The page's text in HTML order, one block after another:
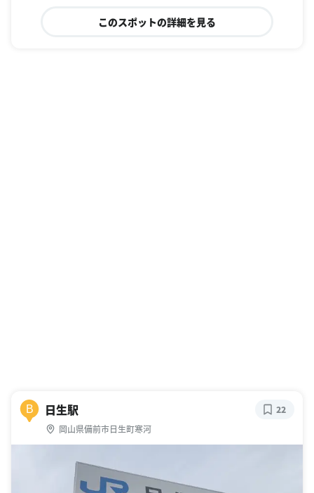
このスポットの詳細を見る
B 日生駅
岡山県備前市日生町寒河
22